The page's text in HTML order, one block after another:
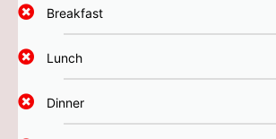
Breakfast
Lunch
Dinner